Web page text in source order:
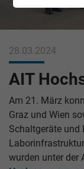
28.03.2024
AIT
Am 21. März
Graz und Wien
Schaltgeräte und
wurden unter der